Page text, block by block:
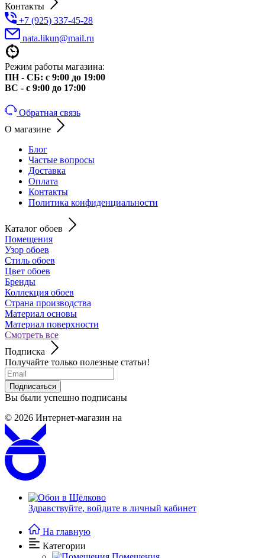
Контакты
+7 (925) 337-45-28
nata.likun@mail.ru
Режим работы магазина:
ПН - СБ: с 9:00 до 19:00
ВС - с 9:00 до 17:00
Обратная связь
О магазине
Блог
Частые вопросы
Доставка
Оплата
Контакты
Политика конфиденциальности
Каталог обоев
Помещения
Узор обоев
Стиль обоев
Цвет обоев
Бренды
Коллекция обоев
Страна производства
Материал основы
Материал поверхности
Смотреть все
Подписка
Получайте только полезные статьи!
Подписаться
Вы были успешно подписаны
© 2026 Интернет-магазин на
Здравствуйте, войдите в личный кабинет
На главную
Категории